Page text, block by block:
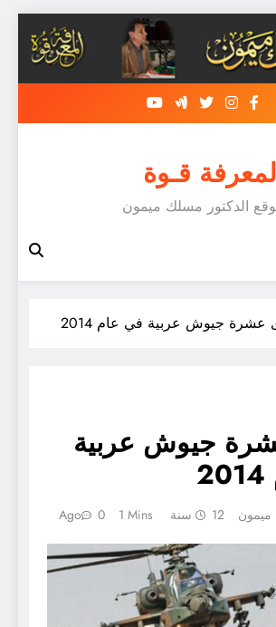
قـوة
الدكتور مسلك ميمون
عشرة جيوش عربية في عام 2014
جيوش عربية
12 سنة Ago 0 1 Mins